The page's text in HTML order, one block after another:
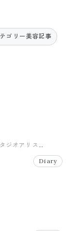
ゴリー美容記事
ジオアリス
Diary